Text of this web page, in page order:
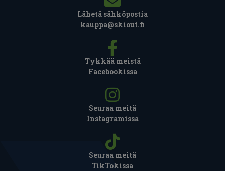
Lähetä sähköpostia
kauppa@skiout.fi
Tykkää meistä
Facebookissa
Seuraa meitä
Instagramissa
Seuraa meitä
TikTokissa